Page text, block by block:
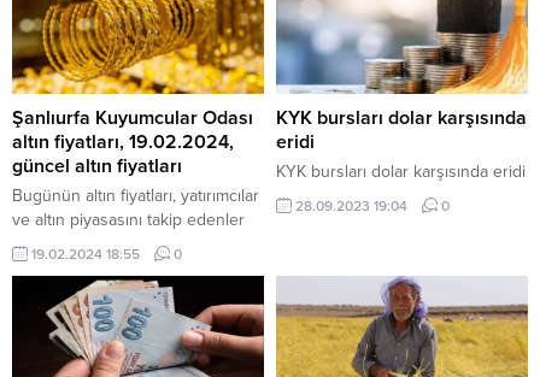
Şanlıurfa Kuyumcular Odası
altın fiyatları, 19.02.2024,
güncel altın fiyatları
Bugünün altın fiyatları, yatırımcılar
ve altın piyasasını takip edenler
tarafından ilgiyle takip ediliyor.
Güncel verilere göre altın
fiyatlarında bazı değişiklikler
gözlemlenirken, piyasada
yaşanan hareketlilik dikkat
çekiyor. İşte Şanlıurfa Kuyumcular
19.02.2024 18:55 0
KYK bursları dolar karşısında
eridi
KYK bursları dolar karşısında eridi
28.09.2023 19:04 0